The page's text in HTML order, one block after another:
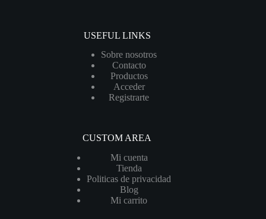
USEFUL LINKS
Sobre nosotros
Contacto
Productos
Acceder
Registrarte
CUSTOM AREA
Mi cuenta
Tienda
Politicas de privacidad
Blog
Mi carrito